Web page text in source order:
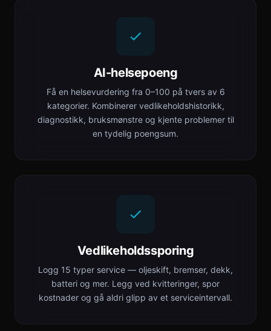
AI-helsepoeng
Få en helsevurdering fra 0–100 på tvers av 6
kategorier. Kombinerer vedlikeholdshistorikk,
diagnostikk, bruksmønstre og kjente problemer til
en tydelig poengsum.
Vedlikeholdssporing
Logg 15 typer service — oljeskift, bremser, dekk,
batteri og mer. Legg ved kvitteringer, spor
kostnader og gå aldri glipp av et serviceintervall.